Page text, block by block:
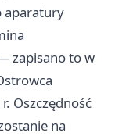
aparatury
zapisano to w
Oszczędność
na